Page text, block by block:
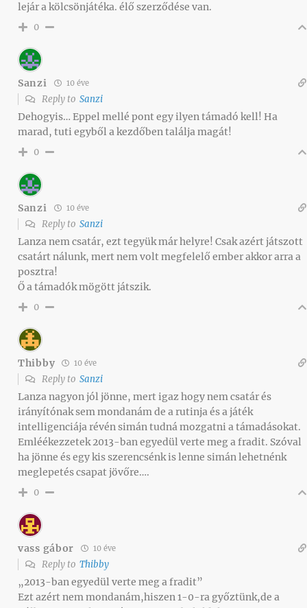
lejár a kölcsönjátéka. élő szerződése van.
0
Sanzi 10 éve
Reply to Sanzi
Dehogyis… Eppel mellé pont egy ilyen támadó kell! Ha
marad, tuti egyből a kezdőben találja magát!
0
Sanzi 10 éve
Reply to Sanzi
Lanza nem csatár, ezt tegyük már helyre! Csak azért játszott
csatárt nálunk, mert nem volt megfelelő ember akkor arra a
posztra!
Ő a támadók mögött játszik.
0
Thibby 10 éve
Reply to Sanzi
Lanza nagyon jól jönne, mert igaz hogy nem csatár és
irányítónak sem mondanám de a rutinja és a játék
intelligenciája révén simán tudná mozgatni a támadásokat.
Emléékezzetek 2013-ban egyedül verte meg a fradit. Szóval
ha jönne és egy kis szerencsénk is lenne simán lehetnénk
meglepetés csapat jövőre….
0
vass gábor 10 éve
Reply to Thibby
„2013-ban egyedül verte meg a fradit”
Ezt azért nem mondanám,hiszen 1-0-ra győztünk,de a